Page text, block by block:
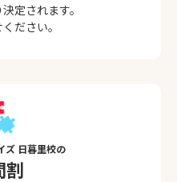
定されます。
ださい。
ズ 日暮里校の
割